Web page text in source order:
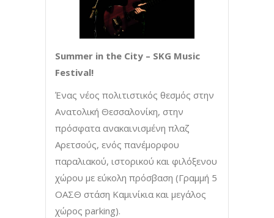
Summer in the City – SKG Music
Festival!
Ένας νέος πολιτιστικός θεσμός στην
Ανατολική Θεσσαλονίκη, στην
πρόσφατα ανακαινισμένη πλαζ
Αρετσούς, ενός πανέμορφου
παραλιακού, ιστορικού και φιλόξενου
χώρου με εύκολη πρόσβαση (Γραμμή 5
ΟΑΣΘ στάση Καμινίκια και μεγάλος
χώρος parking).